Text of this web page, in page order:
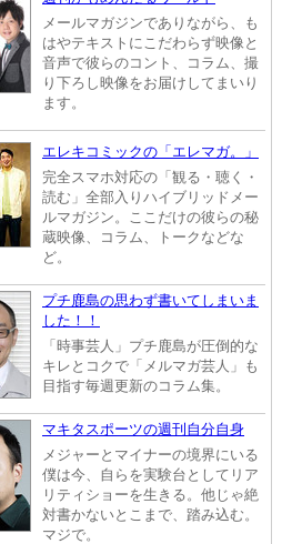
メールマガジンでありながら、も
はやテキストにこだわらず映像と
音声で彼らのコント、コラム、撮
り下ろし映像をお届けしてまいり
ます。
エレキコミックの「エレマガ。」
完全スマホ対応の「観る・聴く・
読む」全部入りハイブリッドメー
ルマガジン。ここだけの彼らの秘
蔵映像、コラム、トークなどな
ど。
プチ鹿島の思わず書いてしまいま
した！！
「時事芸人」プチ鹿島が圧倒的な
キレとコクで「メルマガ芸人」も
目指す毎週更新のコラム集。
マキタスポーツの週刊自分自身
メジャーとマイナーの境界にいる
僕は今、自らを実験台としてリア
リティショーを生きる。他じゃ絶
対書かないとこまで、踏み込む。
マジで。